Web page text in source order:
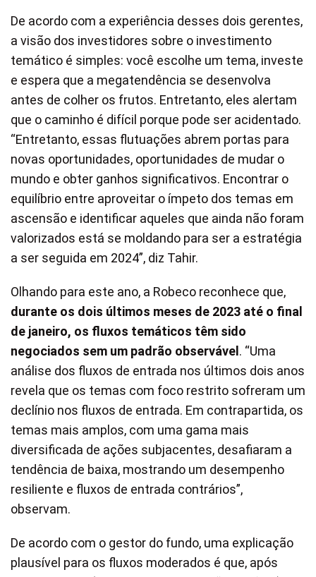
De acordo com a experiência desses dois gerentes,
a visão dos investidores sobre o investimento
temático é simples: você escolhe um tema, investe
e espera que a megatendência se desenvolva
antes de colher os frutos. Entretanto, eles alertam
que o caminho é difícil porque pode ser acidentado.
“Entretanto, essas flutuações abrem portas para
novas oportunidades, oportunidades de mudar o
mundo e obter ganhos significativos. Encontrar o
equilíbrio entre aproveitar o ímpeto dos temas em
ascensão e identificar aqueles que ainda não foram
valorizados está se moldando para ser a estratégia
a ser seguida em 2024”, diz Tahir.
Olhando para este ano, a Robeco reconhece que,
durante os dois últimos meses de 2023 até o final
de janeiro, os fluxos temáticos têm sido
negociados sem um padrão observável . “Uma
análise dos fluxos de entrada nos últimos dois anos
revela que os temas com foco restrito sofreram um
declínio nos fluxos de entrada. Em contrapartida, os
temas mais amplos, com uma gama mais
diversificada de ações subjacentes, desafiaram a
tendência de baixa, mostrando um desempenho
resiliente e fluxos de entrada contrários”,
observam.
De acordo com o gestor do fundo, uma explicação
plausível para os fluxos moderados é que, após